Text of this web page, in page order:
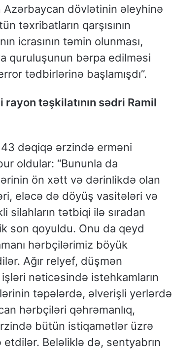
Azərbaycan dövlətinin əleyhinə
təxribatların qarşısının
icrasının təmin olunması,
quruluşunun bərpa edilməsi
tədbirlərinə başlamışdı”.
təşkilatının sədri Ramil
dəqiqə ərzində erməni
oldular: “Bununla da
ön xətt və dərinlikdə olan
eləcə də döyüş vasitələri və
silahların tətbiqi ilə sıradan
son qoyuldu. Onu da qeyd
hərbçilərimiz böyük
Ağır relyef, düşmən
nəticəsində istehkamların
təpələrdə, əlverişli yerlərdə
hərbçiləri qəhrəmanlıq,
bütün istiqamətlər üzrə
Beləliklə də, sentyabrın